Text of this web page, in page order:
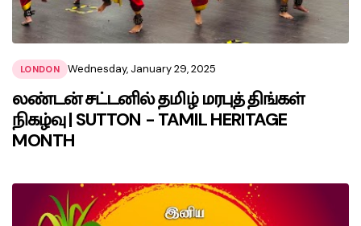
LONDON Wednesday, January 29, 2025
லண்டன் சட்டனில் தமிழ் மரபுத் திங்கள்
நிகழ்வு | SUTTON - TAMIL HERITAGE
MONTH